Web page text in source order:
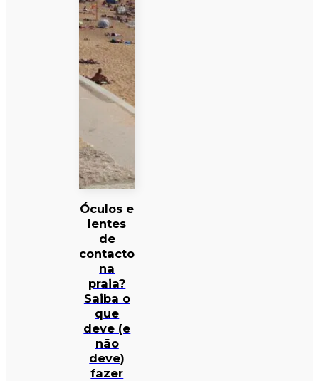
Óculos e
lentes
de
contacto
na
praia?
Saiba o
que
deve (e
não
deve)
fazer